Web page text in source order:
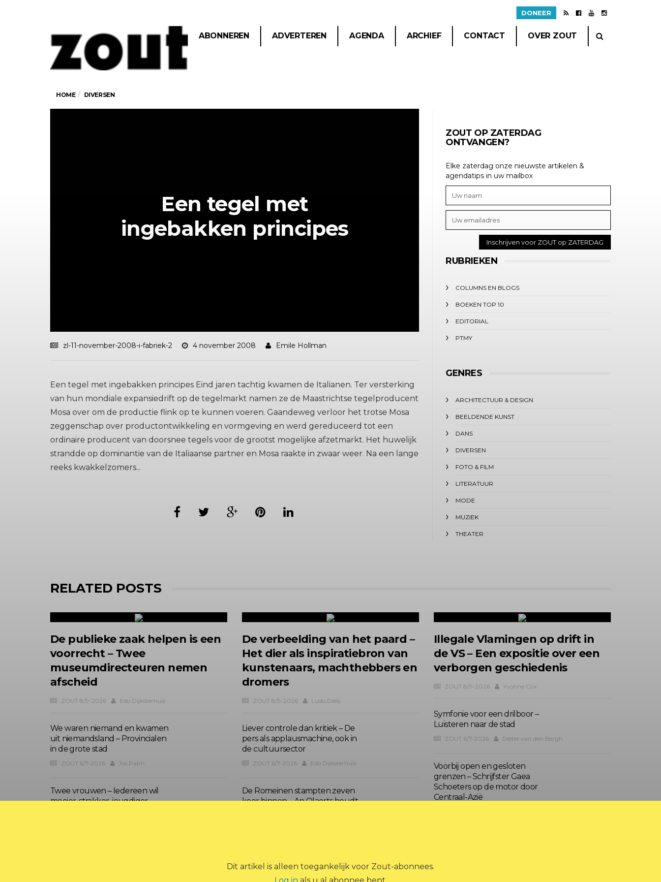
DONEER
ABONNEREN ADVERTEREN AGENDA ARCHIEF CONTACT OVER ZOUT
HOME DIVERSEN
Een tegel met
ingebakken principes
zl-11-november-2008-i-fabriek-2 4 november 2008 Emile Hollman
Een tegel met ingebakken principes Eind jaren tachtig kwamen de Italianen. Ter versterking
van hun mondiale expansiedrift op de tegelmarkt namen ze de Maastrichtse tegelproducent
Mosa over om de productie flink op te kunnen voeren. Gaandeweg verloor het trotse Mosa
zeggenschap over productontwikkeling en vormgeving en werd gereduceerd tot een
ordinaire producent van doorsnee tegels voor de grootst mogelijke afzetmarkt. Het huwelijk
strandde op dominantie van de Italiaanse partner en Mosa raakte in zwaar weer. Na een lange
reeks kwakkelzomers...
Dit artikel is alleen toegankelijk voor Zout-abonnees.
ZOUT OP ZATERDAG
ONTVANGEN?
Elke zaterdag onze nieuwste artikelen &
agendatips in uw mailbox
RUBRIEKEN
COLUMNS EN BLOGS
BOEKEN TOP 10
EDITORIAL
PTMY
GENRES
ARCHITECTUUR & DESIGN
BEELDENDE KUNST
DANS
DIVERSEN
FOTO & FILM
LITERATUUR
MODE
MUZIEK
THEATER
RELATED POSTS
De publieke zaak helpen is een
voorrecht – Twee
museumdirecteuren nemen
afscheid
ZOUT 8/9-2026 Edo Dijksterhuis
We waren niemand en kwamen
uit niemandsland – Provincialen
in de grote stad
ZOUT 6/7-2026 Jos Palm
Twee vrouwen – Iedereen wil
mooier, strakker, jeugdiger
De verbeelding van het paard –
Het dier als inspiratiebron van
kunstenaars, machthebbers en
dromers
ZOUT 8/9-2026 Ludo Diels
Liever controle dan kritiek – De
pers als applausmachine, ook in
de cultuursector
ZOUT 6/7-2026 Edo Dijksterhuis
De Romeinen stampten zeven
keer binnen – An Olaerts houdt
Illegale Vlamingen op drift in
de VS – Een expositie over een
verborgen geschiedenis
ZOUT 8/9-2026 Yvonne Cox
Symfonie voor een drilboor –
Luisteren naar de stad
ZOUT 6/7-2026 Dieter van den Bergh
Voorbij open en gesloten
grenzen – Schrijfster Gaea
Schoeters op de motor door
Centraal-Azië